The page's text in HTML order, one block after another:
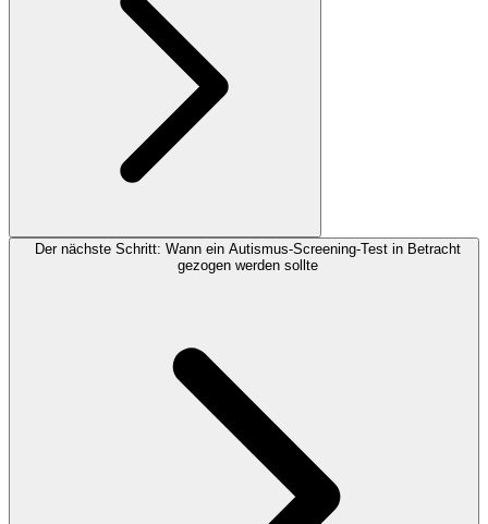
Der nächste Schritt: Wann ein Autismus-Screening-Test in Betracht
gezogen werden sollte